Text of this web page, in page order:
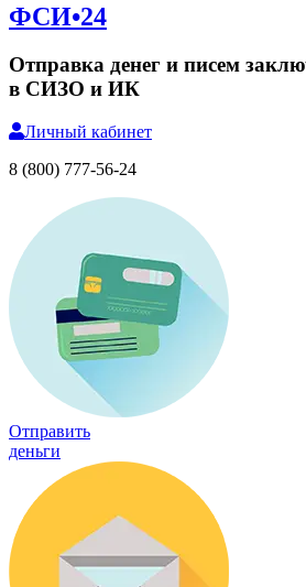
ФСИ•24
Отправка денег и писем
в СИЗО и ИК
Личный кабинет
8 (800) 777-56-24
Отправить
деньги